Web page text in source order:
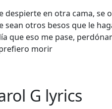
despierte en otra cama, se
sean otros besos que le
que eso me pase,
morir
G lyrics